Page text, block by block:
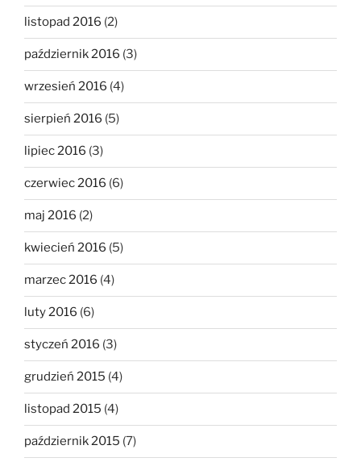
listopad 2016 (2)
październik 2016 (3)
wrzesień 2016 (4)
sierpień 2016 (5)
lipiec 2016 (3)
czerwiec 2016 (6)
maj 2016 (2)
kwiecień 2016 (5)
marzec 2016 (4)
luty 2016 (6)
styczeń 2016 (3)
grudzień 2015 (4)
listopad 2015 (4)
październik 2015 (7)